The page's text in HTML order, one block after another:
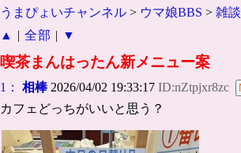
うまぴょいチャンネル > ウマ娘BBS > 雑談
▲
| 全部 | ▼
喫茶まんはったん新メニュー案
1： 相棒2026/04/02 19:33:17 ID:nZtpjxr8zc
カフェどっちがいいと思う？